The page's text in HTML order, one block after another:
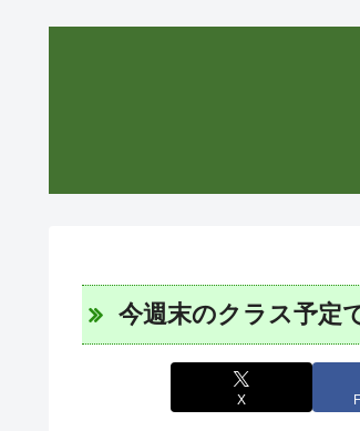
今週末のクラス予定
X